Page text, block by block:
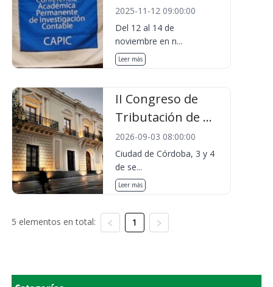
2025-11-12 09:00:00
Del 12 al 14 de
noviembre en n...
Leer más
II Congreso de
Tributación de ...
2026-09-03 08:00:00
Ciudad de Córdoba, 3 y 4
de se...
Leer más
5 elementos en total: 1